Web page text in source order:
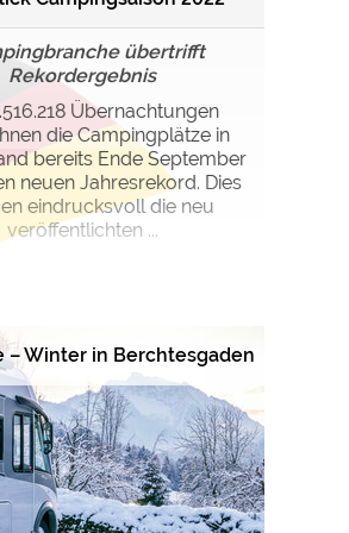
übertrifft
Rekordergebnis
Übernachtungen
die Campingplätze in
bereits Ende September
neuen Jahresrekord. Dies
eindrucksvoll die neu
veröffentlichten ...
– Winter in Berchtesgaden
https://policies.google.com/privacy
können jeder Zeit im Footer
werden!